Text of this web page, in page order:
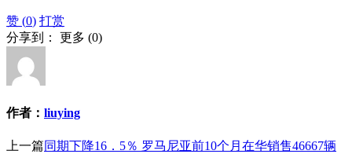
赞 (0) 打赏
分享到： 更多 (0)
作者： liuying
上一篇同期下降16．5％ 罗马尼亚前10个月在华销售46667辆